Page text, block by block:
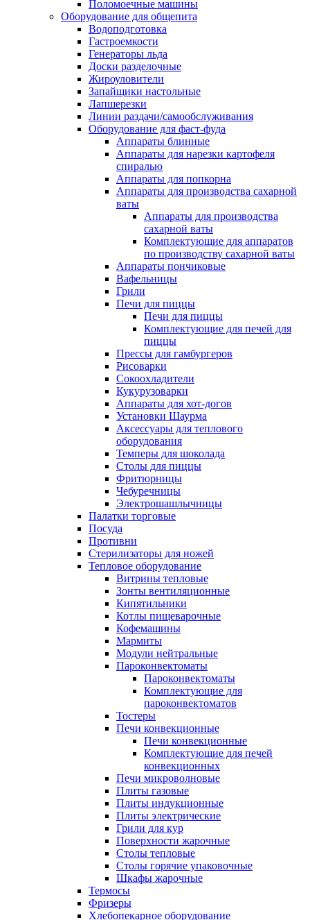
Поломоечные машины
Оборудование для общепита
Водоподготовка
Гастроемкости
Генераторы льда
Доски разделочные
Жироуловители
Запайщики настольные
Лапшерезки
Линии раздачи/самообслуживания
Оборудование для фаст-фуда
Аппараты блинные
Аппараты для нарезки картофеля
спиралью
Аппараты для попкорна
Аппараты для производства сахарной
ваты
Аппараты для производства
сахарной ваты
Комплектующие для аппаратов
по производству сахарной ваты
Аппараты пончиковые
Вафельницы
Грили
Печи для пиццы
Печи для пиццы
Комплектующие для печей для
пиццы
Прессы для гамбургеров
Рисоварки
Сокоохладители
Кукурузоварки
Аппараты для хот-догов
Установки Шаурма
Аксессуары для теплового
оборудования
Темперы для шоколада
Столы для пиццы
Фритюрницы
Чебуречницы
Электрошашлычницы
Палатки торговые
Посуда
Противни
Стерилизаторы для ножей
Тепловое оборудование
Витрины тепловые
Зонты вентиляционные
Кипятильники
Котлы пищеварочные
Кофемашины
Мармиты
Модули нейтральные
Пароконвектоматы
Пароконвектоматы
Комплектующие для
пароконвектоматов
Тостеры
Печи конвекционные
Печи конвекционные
Комплектующие для печей
конвекционных
Печи микроволновые
Плиты газовые
Плиты индукционные
Плиты электрические
Грили для кур
Поверхности жарочные
Столы тепловые
Столы горячие упаковочные
Шкафы жарочные
Термосы
Фризеры
Хлебопекарное оборудование